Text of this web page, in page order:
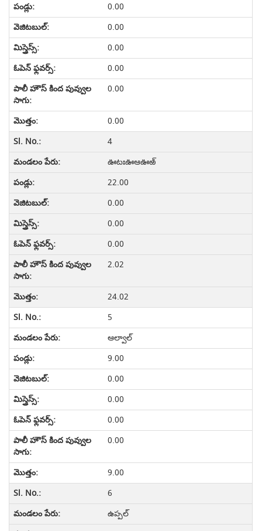
0.00
0.00
0.00
0.00
0.00
0.00
4
ఊటఃఊఆఊఱ్
22.00
0.00
0.00
0.00
2.02
24.02
5
ఆల్వాల్
9.00
0.00
0.00
0.00
0.00
9.00
6
ఉప్పల్